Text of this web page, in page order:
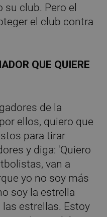
club. Pero el
el club contra
QUE QUIERE
de la
ellos, quiero que
para tirar
y diga: 'Quiero
van a
yo no soy más
soy la estrella
estrellas. Estoy